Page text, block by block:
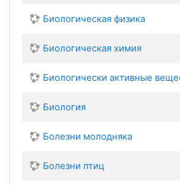
Биологическая физика
Биологическая химия
Биологически активные
Биология
Болезни молодняка
Болезни птиц